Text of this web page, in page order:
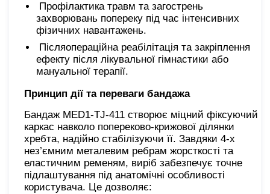
Профілактика травм та загострень
захворювань попереку під час інтенсивних
фізичних навантажень.
Післяопераційна реабілітація та закріплення
ефекту після лікувальної гімнастики або
мануальної терапії.
Принцип дії та переваги бандажа
Бандаж MED1-TJ-411 створює міцний фіксуючий
каркас навколо попереково-крижової ділянки
хребта, надійно стабілізуючи її. Завдяки 4-х
нез’ємним металевим ребрам жорсткості та
еластичним ременям, виріб забезпечує точне
підлаштування під анатомічні особливості
користувача. Це дозволяє: